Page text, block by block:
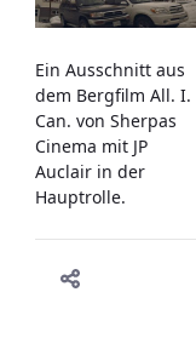
Ein Ausschnitt aus
dem Bergfilm All. I.
Can. von Sherpas
Cinema mit JP
Auclair in der
Hauptrolle.